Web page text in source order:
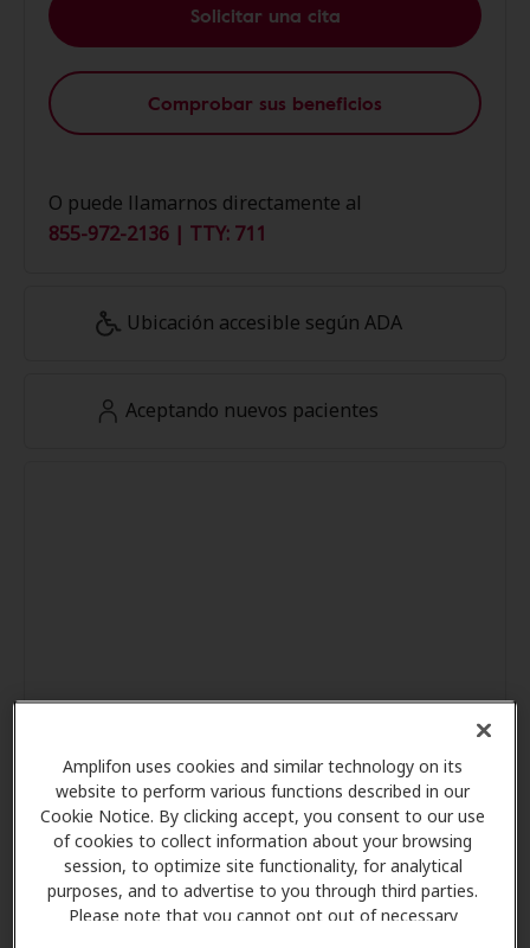
Amplifon uses cookies and similar technology on its
website to perform various functions described in our
Cookie Notice. By clicking accept, you consent to our use
of cookies to collect information about your browsing
session, to optimize site functionality, for analytical
purposes, and to advertise to you through third parties.
Please note that you cannot opt out of necessary
Solicitar una cita
Comprobar sus beneficios
O puede llamarnos directamente al
855-972-2136 | TTY: 711
Ubicación accesible según ADA
Aceptando nuevos pacientes